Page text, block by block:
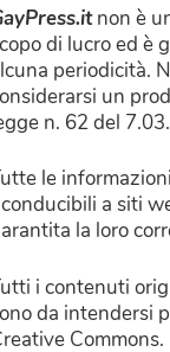
non è
di lucro ed è
periodicità.
un
n. 62 del
le
a siti
la loro
i contenuti
da intendersi